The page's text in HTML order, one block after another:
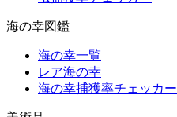
海の幸図鑑
海の幸一覧
レア海の幸
海の幸捕獲率チェッカー